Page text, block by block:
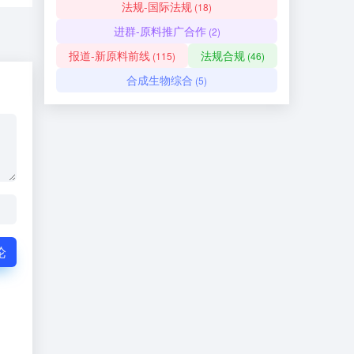
法规-国际法规 (18)
进群-原料推广合作(2)
报道-新原料前线 (115) 法规合规 (46)
合成生物综合 (5)